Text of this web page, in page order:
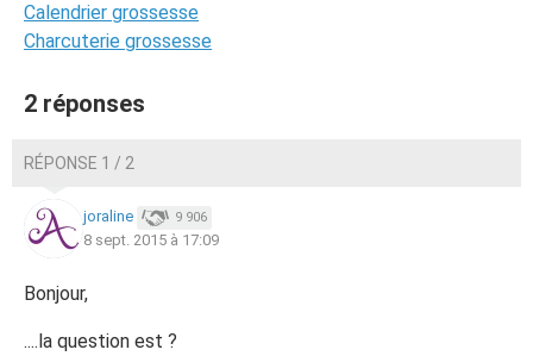
Calendrier grossesse
Charcuterie grossesse
2 réponses
RÉPONSE 1 / 2
joraline 9 906
8 sept. 2015 à 17:09
Bonjour,
....la question est ?